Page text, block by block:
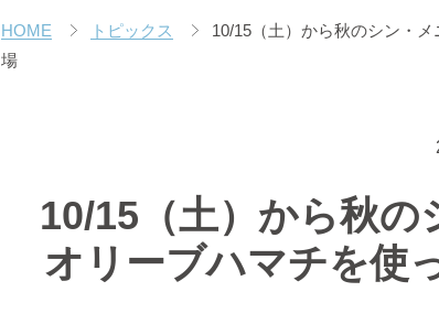
HOME トピックス
10/15（土）から秋のシン・
場
10/15（土）から秋
オリーブハマチを使